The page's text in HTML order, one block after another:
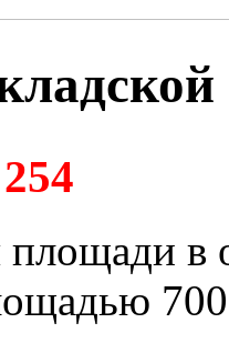
254
площади в